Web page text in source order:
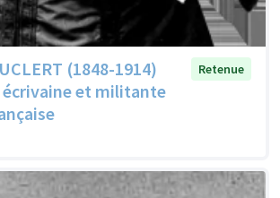
(1848-1914)
et militante
Retenue